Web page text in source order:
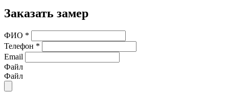
Заказать замер
ФИО *
Телефон *
Email
Файл
Файл